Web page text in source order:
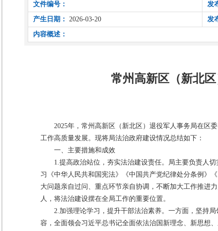
文件编号： 发
产生日期： 2026-03-20 发
内容概述：
常州高新区（新北
2025年，常州高新区（新北区）退役军人事务局在区
工作高质量发展。现将局法治政府建设情况总结如下：
一、主要措施和成效
1.提高政治站位，夯实法治建设责任。局主要负责人
习《中华人民共和国宪法》《中国共产党纪律处分条例》
大问题亲自过问、重点环节亲自协调，不断加大工作推进
人，将法治建设摆在全局工作的重要位置。
2.加强理论学习，提升干部法治素养。一方面，坚持
容，全面领会习近平总书记全面依法治国新理念、新思想